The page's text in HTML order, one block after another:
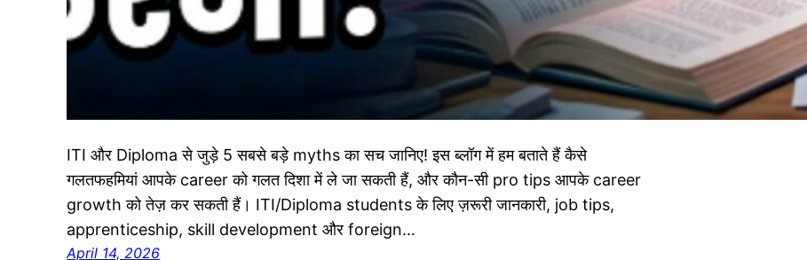
ITI और Diploma से जुड़े 5 सबसे बड़े myths का सच जानिए! इस ब्लॉग में हम बताते हैं कैसे
गलतफहमियां आपके career को गलत दिशा में ले जा सकती हैं, और कौन-सी pro tips आपके career
growth को तेज़ कर सकती हैं। ITI/Diploma students के लिए ज़रूरी जानकारी, job tips,
apprenticeship, skill development और foreign…
April 14, 2026